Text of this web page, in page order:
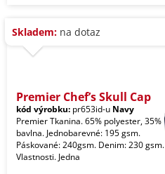
Skladem: na dotaz
Premier Chef’s Skull Cap
kód výrobku: pr653id-u Navy
Premier Tkanina. 65% polyester, 35%
bavlna. Jednobarevné: 195 gsm.
Páskované: 240gsm. Denim: 230 gsm.
Vlastnosti. Jedna